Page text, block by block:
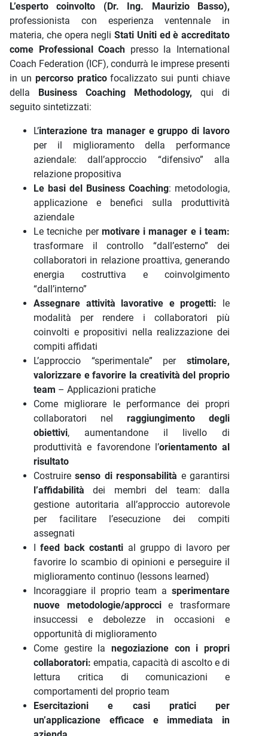
L’esperto coinvolto (Dr. Ing. Maurizio Basso),
professionista con esperienza ventennale in
materia, che opera negli Stati Uniti ed è accreditato
come Professional Coach presso la International
Coach Federation (ICF), condurrà le imprese presenti
in un percorso praticofocalizzato sui punti chiave
della Business Coaching Methodology, qui di
seguito sintetizzati:
L’interazione tra manager e gruppo di lavoro
per il miglioramento della performance
aziendale: dall’approccio “difensivo” alla
relazione propositiva
Le basi del Business Coaching: metodologia,
applicazione e benefici sulla produttività
aziendale
Le tecniche per motivare i manager e i team:
trasformare il controllo “dall’esterno” dei
collaboratori in relazione proattiva, generando
energia costruttiva e coinvolgimento
“dall’interno”
Assegnare attività lavorative e progetti: le
modalità per rendere i collaboratori più
coinvolti e propositivi nella realizzazione dei
compiti affidati
L’approccio “sperimentale” perstimolare,
valorizzare e favorire la creatività del proprio
team – Applicazioni pratiche
Come migliorare le performance dei propri
collaboratori nel raggiungimento degli
obiettivi, aumentandone il livello di
produttività e favorendone l’orientamento al
risultato
Costruiresenso di responsabilità e garantirsi
l’affidabilità dei membri del team: dalla
gestione autoritaria all’approccio autorevole
per facilitare l’esecuzione dei compiti
assegnati
Ifeed back costanti al gruppo di lavoro per
favorire lo scambio di opinioni e perseguire il
miglioramento continuo (lessons learned)
Incoraggiare il proprio team a sperimentare
nuove metodologie/approccie trasformare
insuccessi e debolezze in occasioni e
opportunità di miglioramento
Come gestire la negoziazione con i propri
collaboratori: empatia, capacità di ascolto e di
lettura critica di comunicazioni e
comportamenti del proprio team
Esercitazioni e casi pratici per
un’applicazione efficace e immediata in